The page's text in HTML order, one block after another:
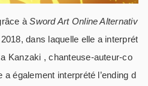
àSword Art Online Alternativ
dans laquelle elle a interprét
Kanzaki , chanteuse-auteur-co
a également interprété l’ending d